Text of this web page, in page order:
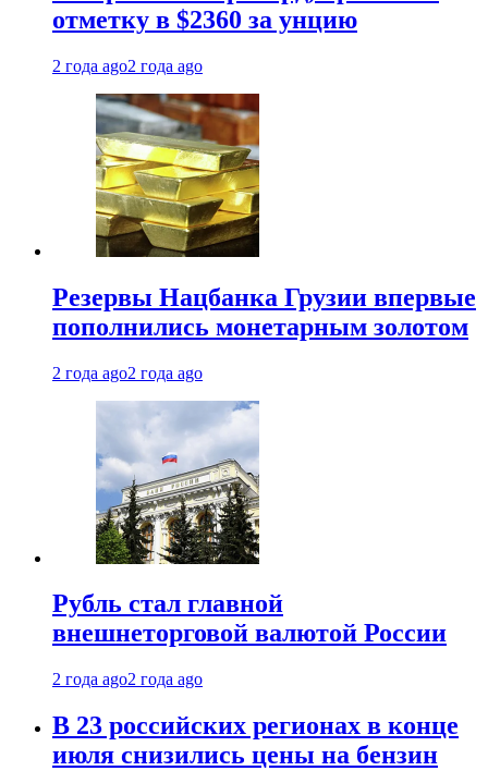
отметку в $2360 за унцию
2 года ago2 года ago
Резервы Нацбанка Грузии впервые
пополнились монетарным золотом
2 года ago2 года ago
Рубль стал главной
внешнеторговой валютой России
2 года ago2 года ago
В 23 российских регионах в конце
июля снизились цены на бензин